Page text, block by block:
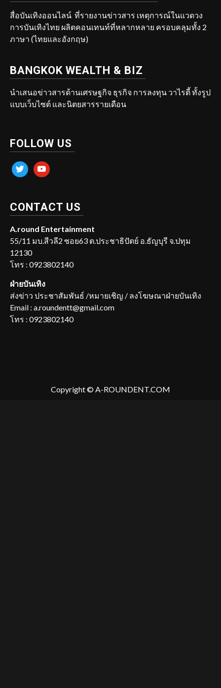
สื่อบันเทิงออนไลน์ ที่รายงานข่าวสาร เหตุการณ์ในแวดวง
การบันเทิงไทย ผลิตคอนเทนท์ที่หลากหลาย ครอบคลุมทั้ง 2
ภาษา (ไทยและอังกฤษ)
BANGKOK WEALTH & BIZ
นำเสนอข่าวสารด้านเศรษฐกิจ ธุรกิจ การลงทุน วาไรตี้ ทั้งรูป
แบบเว็บไซต์ และนิตยสารรายเดือน
FOLLOW US
twitter youtube
CONTACT US
A.round Entertainment
55/11 มบ.สีวลี2 ซอย63 ต.ประชาธิปัตย์ อ.ธัญบุรี จ.ปทุม
12130
โทร : 0923802140
ฝ่ายบันเทิง
ส่งข่าว ประชาสัมพันธ์ /หมายเชิญ / ลงโฆษณาฝ่ายบันเทิง
Email : a.roundentt@gmail.com
โทร : 0923802140
Copyright © A-ROUNDENT.COM